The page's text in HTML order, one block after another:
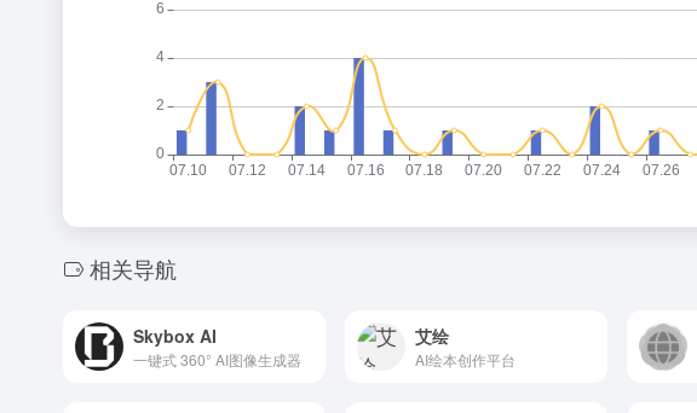
相关导航
Skybox AI
一键式 360° AI图像生成器
艾绘
AI绘本创作平台